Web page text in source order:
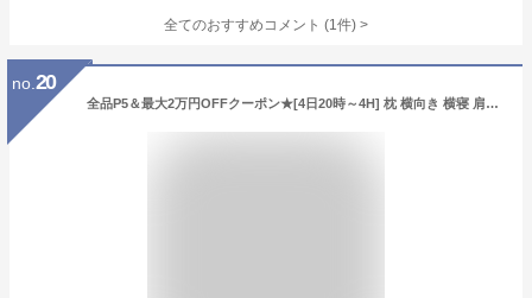
全てのおすすめコメント (1件) >
no. 20
全品P5＆最大2万円OFFクーポン★[4日20時～4H] 枕 横向き 横寝 肩こり 首こり 西川×医学博士（人間科学） 横寝サポートまくら 高さ調節OK 洗えるまくら ウォッシャブル ストレートネック 西川産業 東京西川 睡眠博士枕シリーズ パイプ枕 枕（大人サイズ） 送料無料